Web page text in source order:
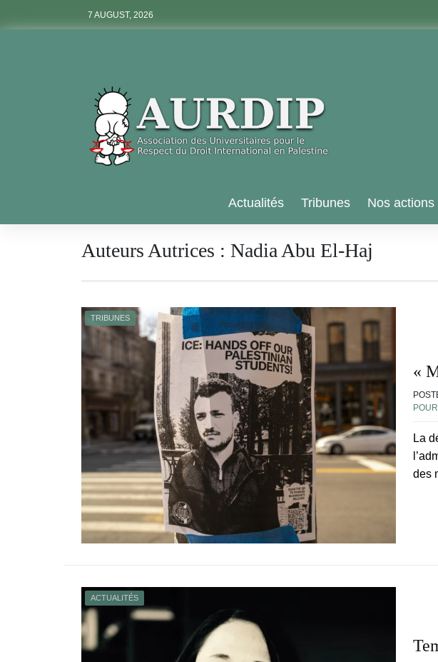
7 AUGUST, 2026
Aurdip
Actualités Tribunes Nos actions
Auteurs Autrices : Nadia Abu El-Haj
TRIBUNES
«
La
des
ACTUALITÉS